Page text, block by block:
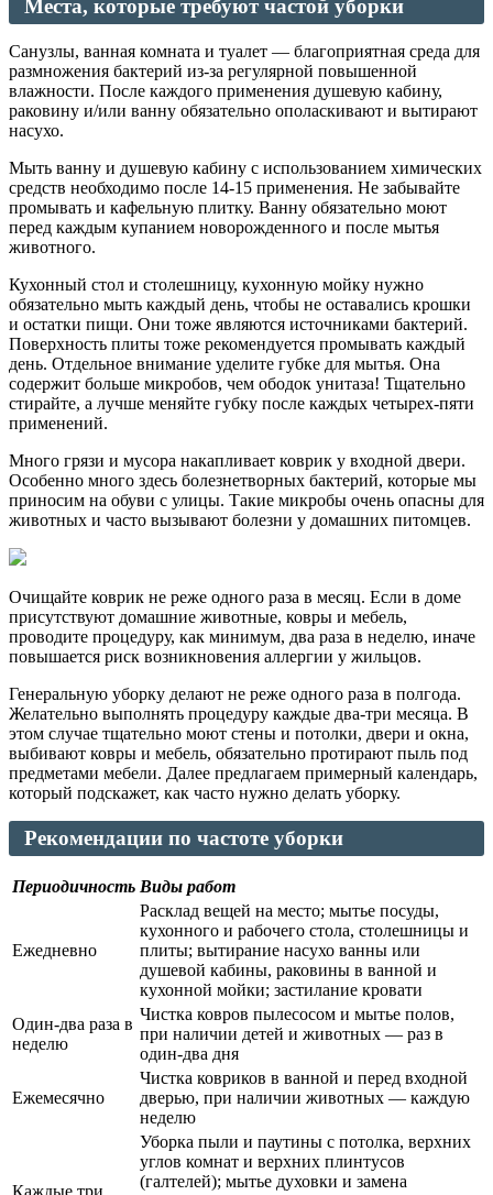
Места, которые требуют частой уборки
Санузлы, ванная комната и туалет — благоприятная среда для
размножения бактерий из-за регулярной повышенной
влажности. После каждого применения душевую кабину,
раковину и/или ванну обязательно ополаскивают и вытирают
насухо.
Мыть ванну и душевую кабину с использованием химических
средств необходимо после 14-15 применения. Не забывайте
промывать и кафельную плитку. Ванну обязательно моют
перед каждым купанием новорожденного и после мытья
животного.
Кухонный стол и столешницу, кухонную мойку нужно
обязательно мыть каждый день, чтобы не оставались крошки
и остатки пищи. Они тоже являются источниками бактерий.
Поверхность плиты тоже рекомендуется промывать каждый
день. Отдельное внимание уделите губке для мытья. Она
содержит больше микробов, чем ободок унитаза! Тщательно
стирайте, а лучше меняйте губку после каждых четырех-пяти
применений.
Много грязи и мусора накапливает коврик у входной двери.
Особенно много здесь болезнетворных бактерий, которые мы
приносим на обуви с улицы. Такие микробы очень опасны для
животных и часто вызывают болезни у домашних питомцев.
Очищайте коврик не реже одного раза в месяц. Если в доме
присутствуют домашние животные, ковры и мебель,
проводите процедуру, как минимум, два раза в неделю, иначе
повышается риск возникновения аллергии у жильцов.
Генеральную уборку делают не реже одного раза в полгода.
Желательно выполнять процедуру каждые два-три месяца. В
этом случае тщательно моют стены и потолки, двери и окна,
выбивают ковры и мебель, обязательно протирают пыль под
предметами мебели. Далее предлагаем примерный календарь,
который подскажет, как часто нужно делать уборку.
Рекомендации по частоте уборки
Периодичность Виды работ
Ежедневно
Расклад вещей на место; мытье посуды,
кухонного и рабочего стола, столешницы и
плиты; вытирание насухо ванны или
душевой кабины, раковины в ванной и
кухонной мойки; застилание кровати
Один-два раза в
неделю
Чистка ковров пылесосом и мытье полов,
при наличии детей и животных — раз в
один-два дня
Ежемесячно
Чистка ковриков в ванной и перед входной
дверью, при наличии животных — каждую
неделю
Уборка пыли и паутины с потолка, верхних
углов комнат и верхних плинтусов
(галтелей); мытье духовки и замена